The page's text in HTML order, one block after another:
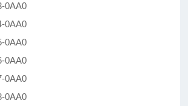
0AA0
0AA0
0AA0
0AA0
0AA0
0AA0